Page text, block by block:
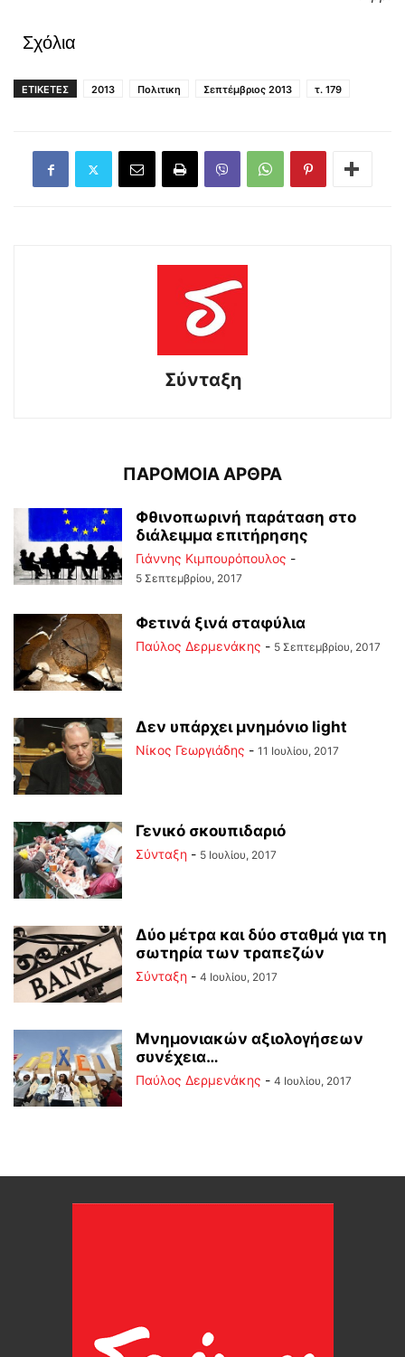
Σχόλια
ΕΤΙΚΕΤΕΣ 2013 Πολιτικη Σεπτέμβριος 2013 τ. 179
Σύνταξη
ΠΑΡΟΜΟΙΑ ΑΡΘΡΑ
Φθινοπωρινή παράταση στο
διάλειμμα επιτήρησης
Γιάννης Κιμπουρόπουλος -
5 Σεπτεμβρίου, 2017
Φετινά ξινά σταφύλια
Παύλος Δερμενάκης - 5 Σεπτεμβρίου, 2017
Δεν υπάρχει μνημόνιο light
Νίκος Γεωργιάδης - 11 Ιουλίου, 2017
Γενικό σκουπιδαριό
Σύνταξη - 5 Ιουλίου, 2017
Δύο μέτρα και δύο σταθμά για τη
σωτηρία των τραπεζών
Σύνταξη - 4 Ιουλίου, 2017
Μνημονιακών αξιολογήσεων
συνέχεια…
Παύλος Δερμενάκης - 4 Ιουλίου, 2017